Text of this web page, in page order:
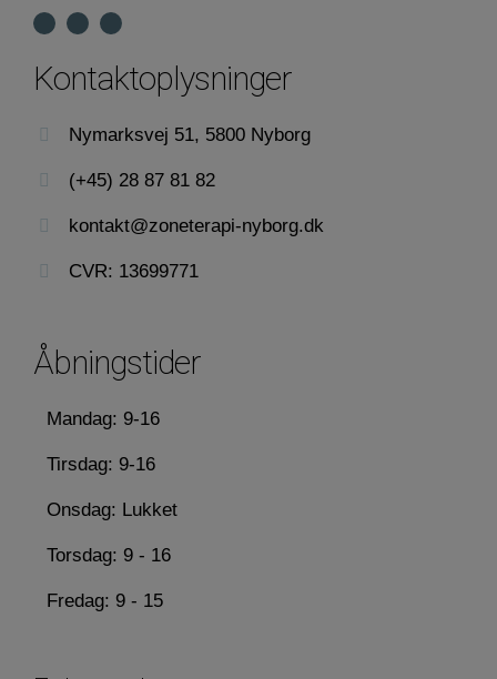
Kontaktoplysninger
Nymarksvej 51, 5800 Nyborg
(+45) 28 87 81 82
kontakt@zoneterapi-nyborg.dk
CVR: 13699771
Åbningstider
Mandag: 9-16
Tirsdag: 9-16
Onsdag: Lukket
Torsdag: 9 - 16
Fredag: 9 - 15